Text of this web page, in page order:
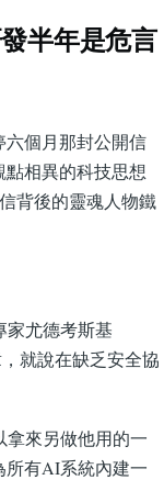
半年是危言
個月那封公開信
相異的科技思想
背後的靈魂人物鐵
家尤德考斯基
，就說在缺乏安全協
來另做他用的一
所有AI系統內建一